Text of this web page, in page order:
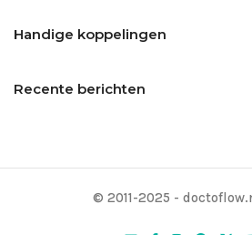
Handige koppelingen
Recente berichten
© 2011-2025 -